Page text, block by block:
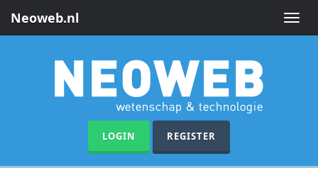
Toggle
Neoweb.nl
LOGIN REGISTER